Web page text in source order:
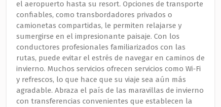
el aeropuerto hasta su resort. Opciones de transporte
confiables, como transbordadores privados o
camionetas compartidas, le permiten relajarse y
sumergirse en el impresionante paisaje. Con los
conductores profesionales familiarizados con las
rutas, puede evitar el estrés de navegar en caminos de
invierno. Muchos servicios ofrecen servicios como Wi-Fi
y refrescos, lo que hace que su viaje sea aún más
agradable. Abraza el país de las maravillas de invierno
con transferencias convenientes que establecen la